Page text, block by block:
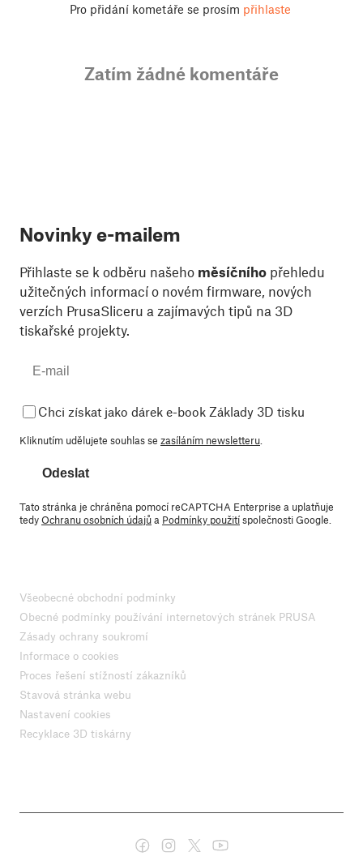
Pro přidání kometáře se prosím přihlaste
Zatím žádné komentáře
Novinky e-mailem
Přihlaste se k odběru našeho měsíčního přehledu
užitečných informací o novém firmware, nových
verzích PrusaSliceru a zajímavých tipů na 3D
tiskařské projekty.
Chci získat jako dárek e-book Základy 3D tisku
Kliknutím udělujete souhlas se zasíláním newsletteru
Odeslat
Tato stránka je chráněna pomocí reCAPTCHA Enterprise a uplatňuje
tedyOchranu osobních údajůa Podmínky použitíspolečnosti Google.
Všeobecné obchodní podmínky
Obecné podmínky používání internetových stránek PRUSA
Zásady ochrany soukromí
Informace o cookies
Proces řešení stížností zákazníků
Stavová stránka webu
Nastavení cookies
Recyklace 3D tiskárny